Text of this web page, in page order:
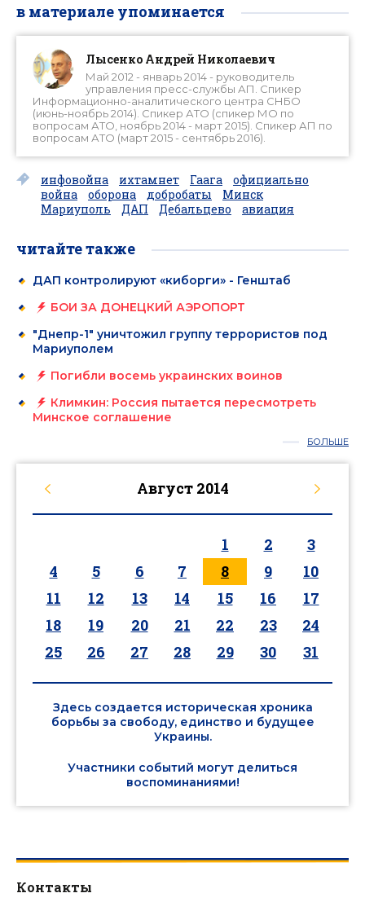
в материале упоминается
Лысенко Андрей Николаевич
Май 2012 - январь 2014 - руководитель
управления пресс-службы АП. Спикер
Информационно-аналитического центра СНБО
(июнь-ноябрь 2014). Спикер АТО (спикер МО по
вопросам АТО, ноябрь 2014 - март 2015). Спикер АП по
вопросам АТО (март 2015 - сентябрь 2016).
инфовойна ихтамнет Гаага
официально
война
оборона добробаты
Минск
Мариуполь
ДАП Дебальцево авиация
читайте также
ДАП контролируют «киборги» - Генштаб
БОИ ЗА ДОНЕЦКИЙ АЭРОПОРТ
"Днепр-1" уничтожил группу террористов под
Мариуполем
Погибли восемь украинских воинов
Климкин: Россия пытается пересмотреть
Минское соглашение
БОЛЬШЕ
Август 2014
1 2
3
4
5 6 7 8 9
10
11
12 13 14 15 16
17
18
19 20 21 22 23
24
25
26 27 28 29 30 31
Здесь создается историческая хроника
борьбы за свободу, единство и будущее
Украины.
Участники событий могут делиться
воспоминаниями!
Контакты